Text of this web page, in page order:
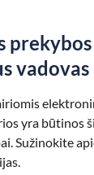
vadovas
yra būtinos
Sužinokite